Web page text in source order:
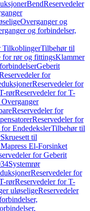
BendReservedeler
Overganger og
og forbindelser,
TilkoblingerTilbehør til
for rør og fittingsKlammer
Geberit
for
Reservedeler for
rørReservedeler for T-
Reservedeler for
Reservedeler for
EndedekslerTilbehør til
Skruesett til
El-Forsinket
for Geberit
Systemrør
Reservedeler for
rørReservedeler for T-
uløseligeReservedeler